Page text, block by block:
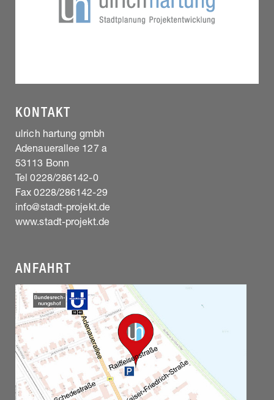
KONTAKT
ulrich hartung gmbh
Adenauerallee 127 a
53113 Bonn
Tel 0228/286142-0
Fax 0228/286142-29
info@stadt-projekt.de
www.stadt-projekt.de
ANFAHRT